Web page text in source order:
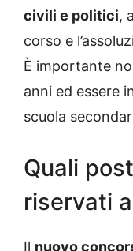
civili e politici,
corso e
È importante
anni ed essere
scuola
Quali
riservati
Il nuovo